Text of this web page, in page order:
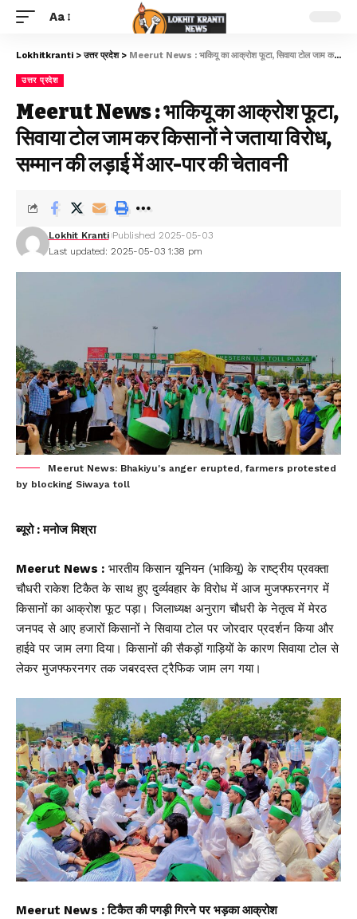
Aa
Lokhitkranti >उत्तर प्रदेश> Meerut News : भाकियू का आक्रोश फूटा, सिवाया टोल जाम कर किसानों ने जताया विरोध, सम्मान की लड़ाई में आर-पार की चेतावनी
उत्तर प्रदेश
Meerut News : भाकियू का आक्रोश फूटा,
सिवाया टोल जाम कर किसानों ने जताया विरोध,
सम्मान की लड़ाई में आर-पार की चेतावनी
Last updated: 2025-05-03 1:38 pm
Lokhit Kranti Published 2025-05-03
Meerut News: Bhakiyu's anger erupted, farmers protested
by blocking Siwaya toll
ब्यूरो : मनोज मिश्रा
Meerut News : भारतीय किसान यूनियन (भाकियू) के राष्ट्रीय प्रवक्ता
चौधरी राकेश टिकैत के साथ हुए दुर्व्यवहार के विरोध में आज मुजफ्फरनगर में
किसानों का आक्रोश फूट पड़ा। जिलाध्यक्ष अनुराग चौधरी के नेतृत्व में मेरठ
जनपद से आए हजारों किसानों ने सिवाया टोल पर जोरदार प्रदर्शन किया और
हाईवे पर जाम लगा दिया। किसानों की सैकड़ों गाड़ियों के कारण सिवाया टोल से
लेकर मुजफ्फरनगर तक जबरदस्त ट्रैफिक जाम लग गया।
Meerut News : टिकैत की पगड़ी गिरने पर भड़का आक्रोश